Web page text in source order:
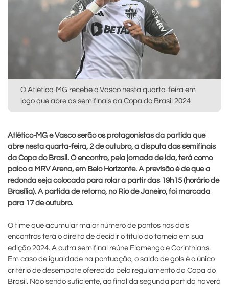
O Atlético-MG recebe o Vasco nesta quarta-feira em
jogo que abre as semifinais da Copa do Brasil 2024
Atlético-MG e Vasco serão os protagonistas da partida que
abre nesta quarta-feira, 2 de outubro, a disputa das semifinais
da Copa do Brasil. O encontro, pela jornada de ida, terá como
palco a MRV Arena, em Belo Horizonte. A previsão é de que a
redonda seja colocada para rolar a partir das 19h15 (horário de
Brasília). A partida de retorno, no Rio de Janeiro, foi marcada
para 17 de outubro.
O time que acumular maior número de pontos nos dois
encontros terá o direito de decidir o título do torneio em sua
edição 2024. A outra semifinal reúne Flamengo e Corinthians.
Em caso de igualdade na pontuação, o saldo de gols é o único
critério de desempate oferecido pelo regulamento da Copa do
Brasil. Não sendo suficiente, ao final da segunda partida haverá